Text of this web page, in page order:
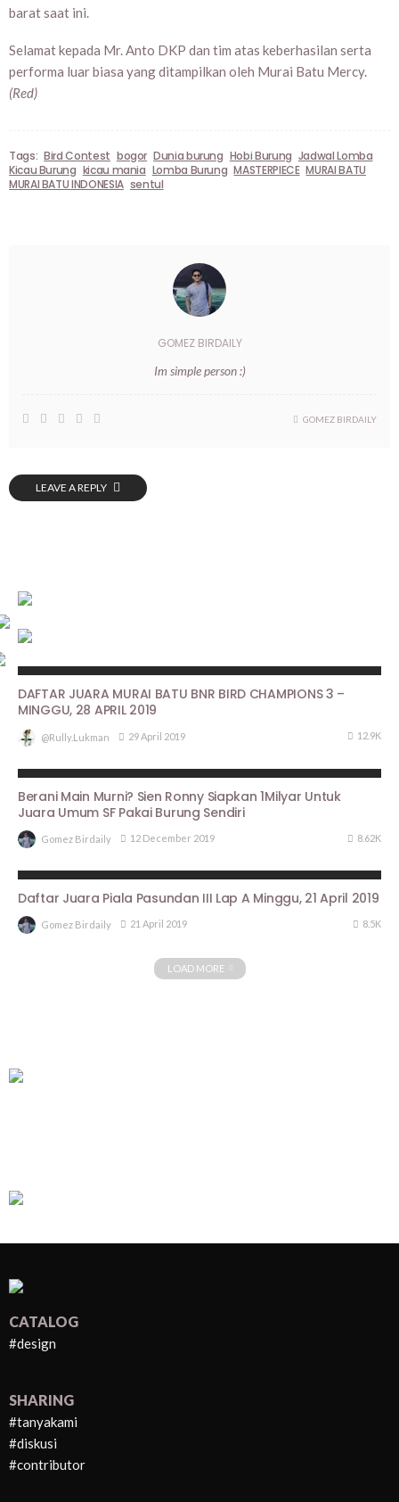
barat saat ini.
Selamat kepada Mr. Anto DKP dan tim atas keberhasilan serta
performa luar biasa yang ditampilkan oleh Murai Batu Mercy.
(Red)
Tags: Bird Contest bogor Dunia burung Hobi Burung Jadwal Lomba
Kicau Burung kicau mania Lomba Burung MASTERPIECE MURAI BATU
MURAI BATU INDONESIA sentul
GOMEZ BIRDAILY
Im simple person :)
GOMEZ BIRDAILY
LEAVE A REPLY
DAFTAR JUARA MURAI BATU BNR BIRD CHAMPIONS 3 –
MINGGU, 28 APRIL 2019
@rully.lukman 29 April 2019 12.9K
Berani Main Murni? Sien Ronny Siapkan 1Milyar Untuk
Juara Umum SF Pakai Burung Sendiri
Gomez Birdaily 12 December 2019 8.62K
Daftar Juara Piala Pasundan III Lap A Minggu, 21 April 2019
Gomez Birdaily 21 April 2019 8.5K
LOAD MORE
CATALOG
#design
SHARING
#tanyakami
#diskusi
#contributor